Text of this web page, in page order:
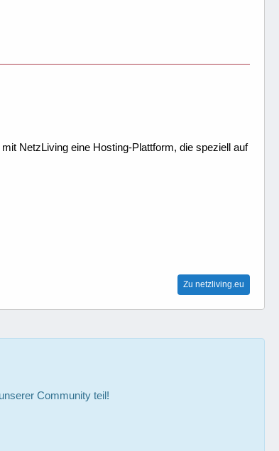
NetzLiving eine Hosting-Plattform, die speziell auf
Zu netzliving.eu
Community teil!